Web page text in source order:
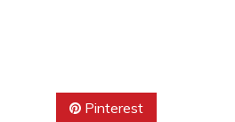
Pinterest